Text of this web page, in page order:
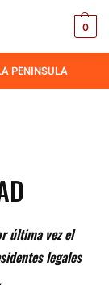
0
PENINSULA
última vez el
legales